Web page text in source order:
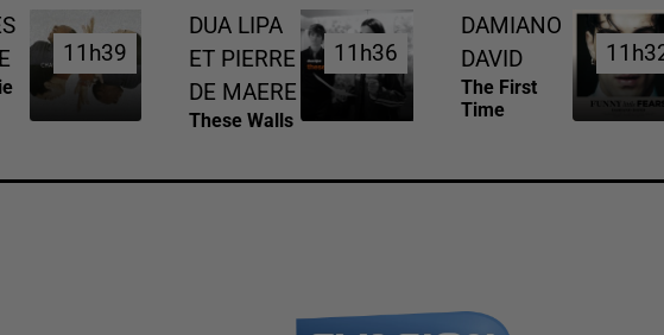
11h39
11h39
DUA LIPA
ET PIERRE
DE MAERE
These Walls
11h36
11h36
DAMIANO
DAVID
The First
Time